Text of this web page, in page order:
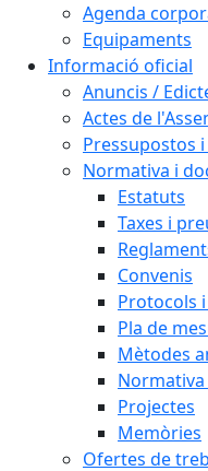
Agenda
Equipaments
Informació oficial
Anuncis /
Actes de
Pressupostos
Normativa i
Estatuts
Taxes i
Convenis
Protocols
Pla de
Mètodes
Projectes
Memòries
Ofertes de